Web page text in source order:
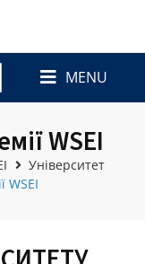
MENU
WSEI
Університет
WSEI